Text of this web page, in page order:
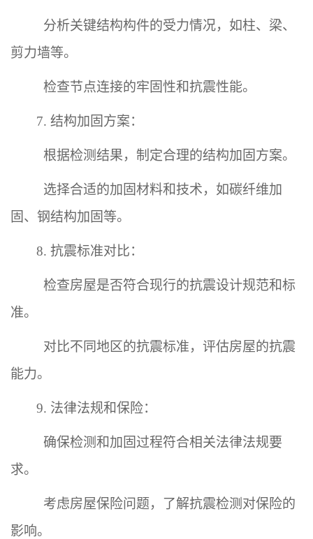
分析关键结构构件的受力情况，如柱、梁、
剪力墙等。
检查节点连接的牢固性和抗震性能。
7. 结构加固方案：
根据检测结果，制定合理的结构加固方案。
选择合适的加固材料和技术，如碳纤维加
固、钢结构加固等。
8. 抗震标准对比：
检查房屋是否符合现行的抗震设计规范和标
准。
对比不同地区的抗震标准，评估房屋的抗震
能力。
9. 法律法规和保险：
确保检测和加固过程符合相关法律法规要
求。
考虑房屋保险问题，了解抗震检测对保险的
影响。